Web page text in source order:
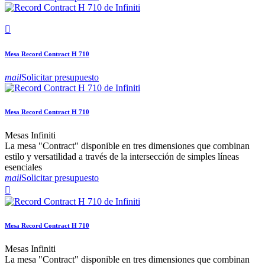

Mesa Record Contract H 710
mailSolicitar presupuesto
Mesa Record Contract H 710
Mesas Infiniti
La mesa "Contract" disponible en tres dimensiones que combinan
estilo y versatilidad a través de la intersección de simples líneas
esenciales
mailSolicitar presupuesto

Mesa Record Contract H 710
Mesas Infiniti
La mesa "Contract" disponible en tres dimensiones que combinan